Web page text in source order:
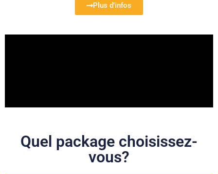
Plus d'infos
Quel package choisissez-
vous?